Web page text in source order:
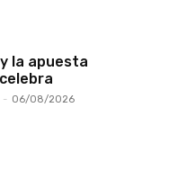
la apuesta
- 06/08/2026